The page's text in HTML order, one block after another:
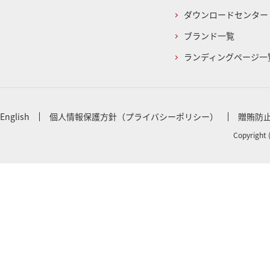
ダウンロードセンター
ブランド一覧
ランディングページ一
English 個人情報保護方針（プライバシーポリシー） 贈賄防
Copyright